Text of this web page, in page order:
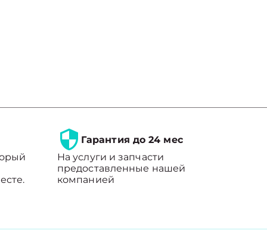
Гарантия до 24 мес
На услуги и запчасти
предоставленные нашей
компанией